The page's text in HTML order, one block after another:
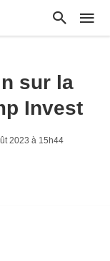
sur la
Invest
2023 à 15h44